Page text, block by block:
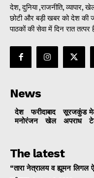
देश, दुनिया ,राजनीति,
छोटी और बड़ी खबर को देश
पाठकों की सेवा में दिन रात तत्पर
News
देश फरीदाबाद सूरजकुंड
मनोरंजन
खेल अपराध
The latest
“तारा नेत्रालय व ह्यूमन